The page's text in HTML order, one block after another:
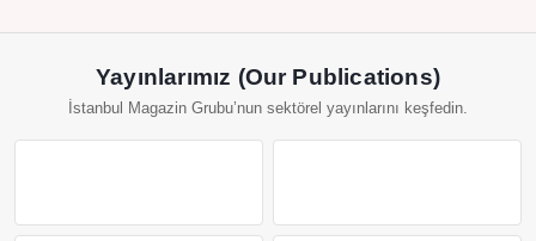
Yayınlarımız (Our Publications)
İstanbul Magazin Grubu’nun sektörel yayınlarını keşfedin.